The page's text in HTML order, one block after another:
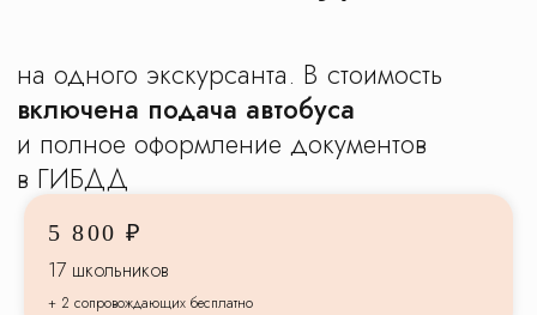
5 800 ₽
17 школьников
+ 2 сопровождающих бесплатно
Сэкономьте на этой
экскурсии от